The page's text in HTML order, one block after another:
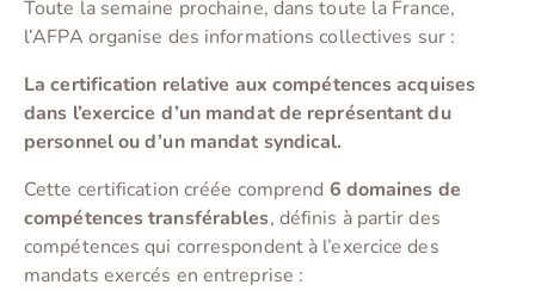
Toute la semaine prochaine, dans toute la France,
l’AFPA organise des informations collectives sur :
La certification relative aux compétences acquises
dans l’exercice d’un mandat de représentant du
personnel ou d’un mandat syndical.
Cette certification créée comprend 6 domaines de
compétences transférables, définis à partir des
compétences qui correspondent à l’exercice des
mandats exercés en entreprise :